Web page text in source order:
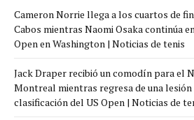
Cameron Norrie llega a los cuartos de
Cabos mientras Naomi Osaka continúa
Open en Washington | Noticias de tenis
Jack Draper recibió un comodín para el
Montreal mientras regresa de una lesión
clasificación del US Open | Noticias de